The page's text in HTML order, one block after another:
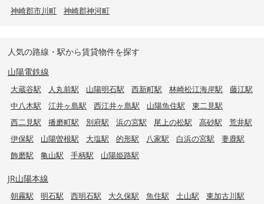
神崎郡市川町
神崎郡神河町
人気の路線・駅から賃貸物件を探す
山陽電鉄線
大蔵谷駅 人丸前駅 山陽明石駅 西新町駅 林崎松江海岸駅
藤江駅
中八木駅
江井ヶ島駅 西江井ヶ島駅 山陽魚住駅
東二見駅
西二見駅
播磨町駅 別府駅 浜の宮駅 尾上の松駅 高砂駅
荒井駅
伊保駅
山陽曽根駅 大塩駅 的形駅 八家駅 白浜の宮駅
妻鹿駅
飾磨駅
亀山駅 手柄駅 山陽姫路駅
JR山陽本線
朝霧駅 明石駅 西明石駅 大久保駅 魚住駅 土山駅
東加古川駅